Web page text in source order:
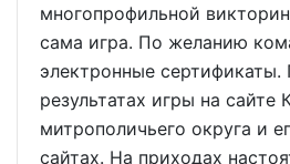
многопрофильной
сама игра. По желанию
электронные
результатах игры на сайте
митрополичьего округа и
сайтах. На приходах